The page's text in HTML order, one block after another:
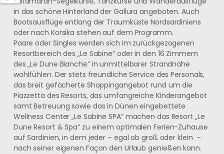
in das schöne Hinterland der Gallura angeboten. Auch
Bootsausflüge entlang der Traumküste Nordsardiniens
oder nach Korsika stehen auf dem Programm.
Paare oder Singles werden sich im zurückgezogenen
Resortbereich des „Le Sabine“ oder in den 16 Zimmern
des „Le Dune Bianche“ in unmittelbarer Strandnähe
wohlfühlen. Der stets freundliche Service des Personals,
das breit gefächerte Shoppingangebot rund um die
Piazzetta des Resorts, das umfangreiche Kinderangebot
samt Betreuung sowie das in Dünen eingebettete
Wellness Center „Le Sabine SPA“ machen das Resort „Le
Dune Resort & Spa“ zu einem optimalen Ferien-Zuhause
auf Sardinien, in dem jeder – egal ob groß oder klein –
nach seiner eigenen Façon den Urlaub genießen kann.